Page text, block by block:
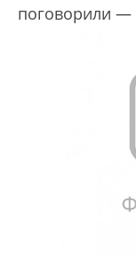
поговорили —